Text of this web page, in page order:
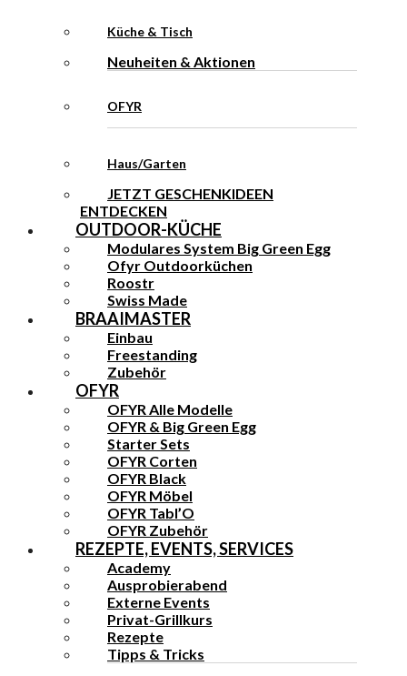
Küche & Tisch
Neuheiten & Aktionen
OFYR
Haus/Garten
JETZT GESCHENKIDEEN
ENTDECKEN
OUTDOOR-KÜCHE
Modulares System Big Green Egg
Ofyr Outdoorküchen
Roostr
Swiss Made
BRAAIMASTER
Einbau
Freestanding
Zubehör
OFYR
OFYR Alle Modelle
OFYR & Big Green Egg
Starter Sets
OFYR Corten
OFYR Black
OFYR Möbel
OFYR Tabl’O
OFYR Zubehör
REZEPTE, EVENTS, SERVICES
Academy
Ausprobierabend
Externe Events
Privat-Grillkurs
Rezepte
Tipps & Tricks